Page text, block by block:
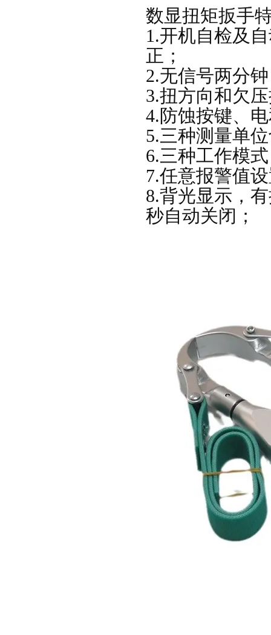
数显扭矩扳手
1.开机自检及
正；
2.无信号两分
3.扭方向和欠
4.防蚀按键、
5.三种测量单
6.三种工作模
7.任意报警值
8.背光显示，
秒自动关闭；